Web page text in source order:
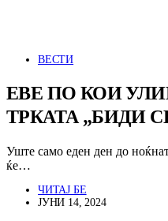
ВЕСТИ
ЕВЕ ПО КОИ
ТРКАТА „БИДИ
Уште само еден ден до
ќе…
ЧИТАЈ БЕ
ЈУНИ 14, 2024